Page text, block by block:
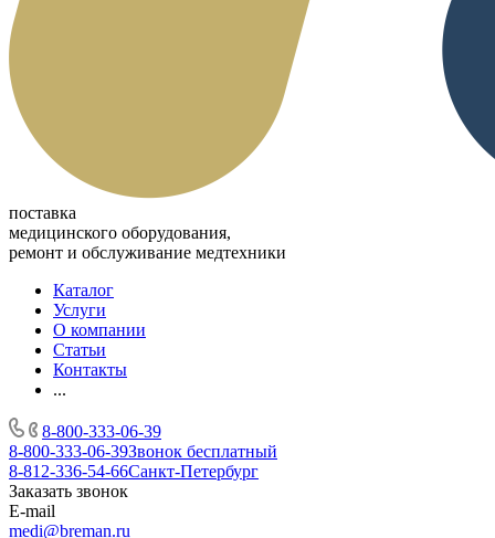
поставка
медицинского оборудования,
ремонт и обслуживание медтехники
Каталог
Услуги
О компании
Статьи
Контакты
...
8-800-333-06-39
8-800-333-06-39Звонок бесплатный
8-812-336-54-66Санкт-Петербург
Заказать звонок
E-mail
medi@breman.ru